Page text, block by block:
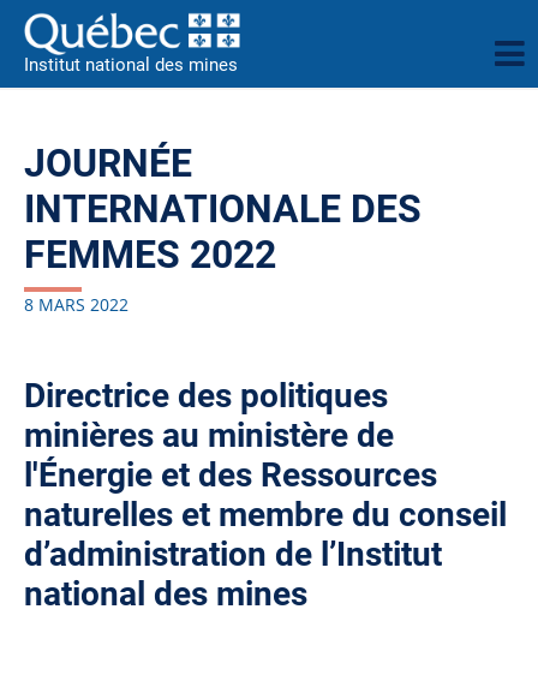
Institut national des mines
JOURNÉE
INTERNATIONALE DES
FEMMES 2022
8 MARS 2022
Directrice des politiques
minières au ministère de
l'Énergie et des Ressources
naturelles et membre du conseil
d’administration de l’Institut
national des mines